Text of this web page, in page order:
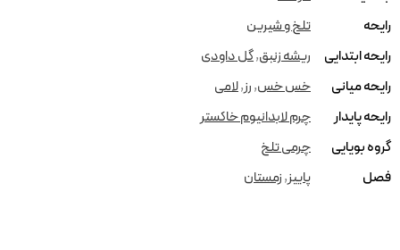
رایحه
تلخ و شیرین
رایحه ابتدایی
ریشه زنبق,گل داودی
رایحه میانی
خس خس,رز,لامی
رایحه پایدار
چرم لابدانیوم خاکستر
گروه بویایی
چرمی تلخ
فصل
پاییز,زمستان